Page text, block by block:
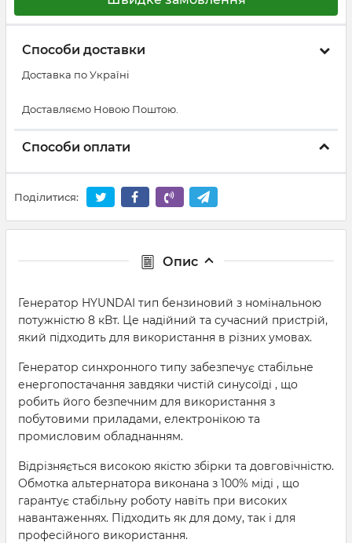
Способи доставки
Доставка по Україні
Доставляємо Новою Поштою.
Способи оплати
Поділитися:
Опис
Генератор HYUNDAI тип бензиновий з номінальною
потужністю 8 кВт. Це надійний та сучасний пристрій,
який підходить для використання в різних умовах.
Генератор синхронного типу забезпечує стабільне
енергопостачання завдяки чистій синусоїді , що
робить його безпечним для використання з
побутовими приладами, електронікою та
промисловим обладнанням.
Відрізняється високою якістю збірки та довговічністю.
Обмотка альтернатора виконана з 100% міді , що
гарантує стабільну роботу навіть при високих
навантаженнях. Підходить як для дому, так і для
професійного використання.